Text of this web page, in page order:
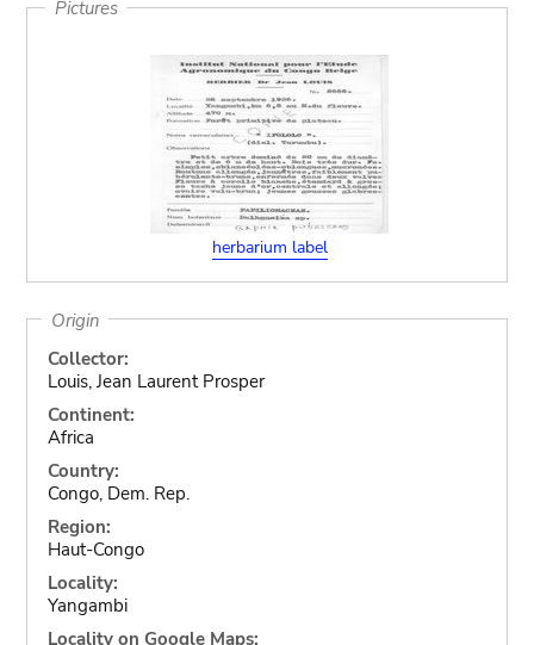
Pictures
herbarium label
Origin
Collector:
Louis, Jean Laurent Prosper
Continent:
Africa
Country:
Congo, Dem. Rep.
Region:
Haut-Congo
Locality:
Yangambi
Locality on Google Maps: